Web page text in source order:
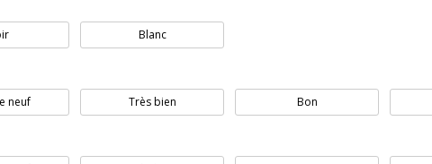
Blanc
neuf
Très bien Bon